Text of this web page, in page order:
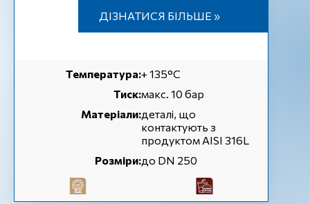
ДІЗНАТИСЯ БІЛЬШЕ »
Температура:+ 135°C
Тиск:макс. 10 бар
Матеріали:деталі, що
контактують з
продуктом AISI 316L
Розміри:до DN 250